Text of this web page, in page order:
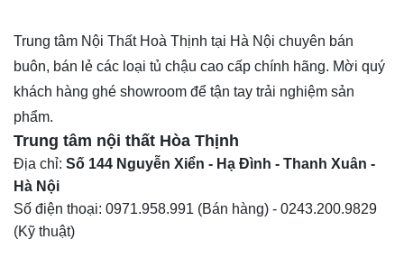
Trung tâm Nội Thất Hoà Thịnh tại Hà Nội chuyên bán
buôn, bán lẻ các loại tủ chậu cao cấp chính hãng. Mời quý
khách hàng ghé showroom để tận tay trải nghiệm sản
phẩm.
Trung tâm nội thất Hòa Thịnh
Địa chỉ: Số 144 Nguyễn Xiển - Hạ Đình - Thanh Xuân -
Hà Nội
Số điện thoại: 0971.958.991 (Bán hàng) - 0243.200.9829
(Kỹ thuật)